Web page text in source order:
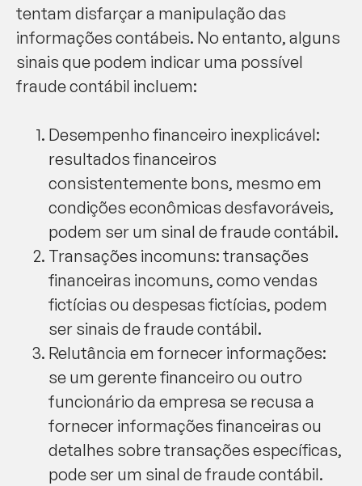
tentam disfarçar a manipulação das
informações contábeis. No entanto, alguns
sinais que podem indicar uma possível
fraude contábil incluem:
Desempenho financeiro inexplicável:
resultados financeiros
consistentemente bons, mesmo em
condições econômicas desfavoráveis,
podem ser um sinal de fraude contábil.
Transações incomuns: transações
financeiras incomuns, como vendas
fictícias ou despesas fictícias, podem
ser sinais de fraude contábil.
Relutância em fornecer informações:
se um gerente financeiro ou outro
funcionário da empresa se recusa a
fornecer informações financeiras ou
detalhes sobre transações específicas,
pode ser um sinal de fraude contábil.